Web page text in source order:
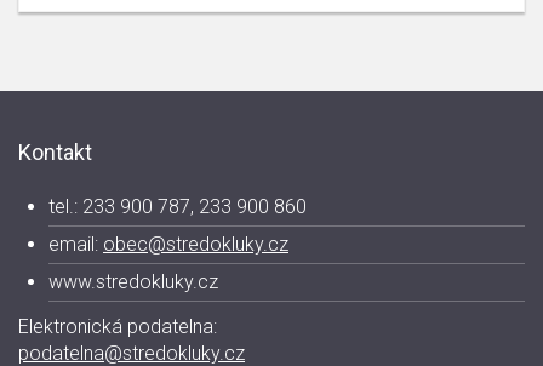
Kontakt
tel.: 233 900 787, 233 900 860
email: obec@stredokluky.cz
www.stredokluky.cz
Elektronická podatelna:
podatelna@stredokluky.cz